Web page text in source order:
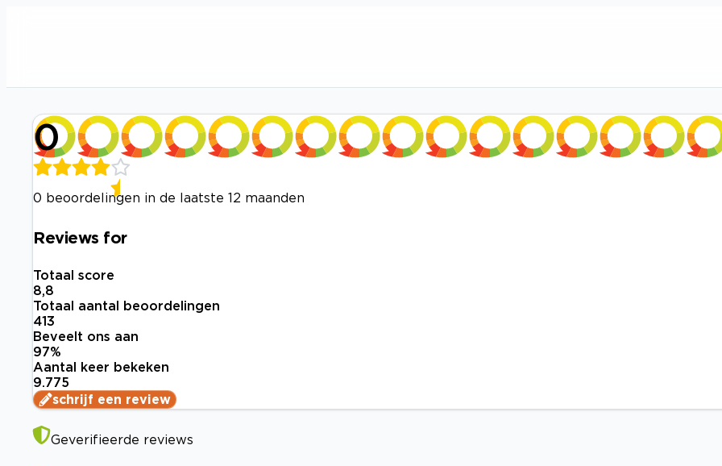
0
0 beoordelingen in de laatste 12 maanden
Reviews for
Totaal score
8,8
Totaal aantal beoordelingen
413
Beveelt ons aan
97%
Aantal keer bekeken
9.775
schrijf een review
Geverifieerde reviews